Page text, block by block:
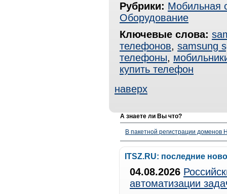
Рубрики: Мобильная
Оборудование
Ключевые слова:
телефонов, samsung
телефоны,
купить телефон
наверх
А знаете ли Вы что?
В пакетной регистрации доменов
ITSZ.RU: последние
04.08.2026
автоматизации